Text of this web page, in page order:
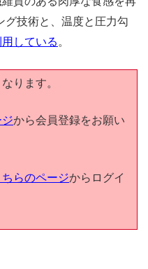
グ技術と、温度と圧力勾
している 。
ります。
から会員登録をお願い
ちらのページからログイ